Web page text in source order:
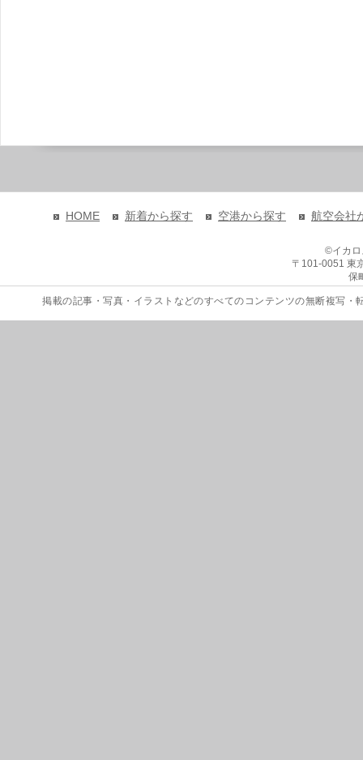
HOME 新着から探す 空港から探す 航空会社
©イカ
〒101-0051 東
保
掲載の記事・写真・イラストなどのすべてのコンテンツの無断複